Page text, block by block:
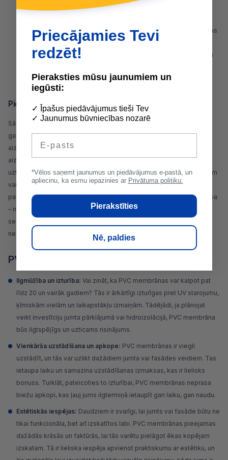
un ūdens rezervuāriem. Šīs membrānas nodrošina lielisku
ūdens krātuvē uzturētu optimālus apstākļus. Tā kā PVC membrānas
ir elastīgas un viegli uzstādāmas, tās ir lielisks risinājums
lauksaimniecības konstrukcijām, kur nepieciešama droša, mitrumu
Piemēri, kur izmanto PVC membrānas
Sākot no baseina pārklājuma līdz hidroizolācijai uz terasēm un
garāžām, PVC membrānas nodrošina praktisku un ilgmūžīgu
aizsardzību. Kad karstā vasaras dienā baudām baseinu, reti kurš
aizdomājas, ka tieši PVC membrāna pasargā ūdeni no izsūkšanās un
uztur baseina izturību. Tāpat uz balkoniem un terasēm, kur zem flīzēm
vai koka seguma klāta PVC membrāna, tās neļauj ūdenim bojāt
pamatni un novērš pelējuma veidošanos. Šo membrānu daudzveidība
– no zālāju un sporta laukumu norobežošanas līdz garāžas jumtu
segumiem – pierāda, ka PVC membrānas ir ikdienas varonis, kas
nemanāmi padara mūsu dzīvi ērtāku un drošāku.
PVC jumta membrānas priekšrocības
Ilgmūžība un izturība: Vai zināt, ka PVC membrānas var kalpot pat
līdz 20 un vairāk gadiem? Tās ir ārkārtīgi izturīgas pret UV starojumu,
ķīmiskām vielām un laikapstākļu izmaiņām. Tādējādi, ja plānojat
veikt investīciju jumta pārklājumā vai hidroizolācijā, PVC membrāna
būs ilgtspējīgs un uzticams risinājums.
Vienkārša uzstādīšana un apkope: PVC membrānas ir viegli
uzstādīt, un tās var uzlikt dažādiem jumta vai fasādes veidiem. Tas
ietaupa laiku un samazina uzstādīšanas izmaksas, kas ir lielisks
bonuss. Turklāt, pateicoties to izturībai, PVC membrānas neprasa
biežu apkopi, kas ļauj jums ilgtermiņā ietaupīt gan laiku, gan naudu.
Estētiskās iespējas: Daudziem ir svarīgi, lai jumts vai fasāde būtu ne
tikai funkcionāla, bet arī izskatītos labi. PVC membrānas pieejamas
dažādās krāsās un faktūrās, lai tās varētu pielāgot ēkas kopējam
izskatam. Tā ir lieliska iespēja apvienot praktiskumu ar estētiku, un
Priecājamies Tevi
redzēt!
Pieraksties mūsu jaunumiem un
iegūsti:
✓ Īpašus piedāvājumus tieši Tev
✓ Jaunumus būvniecības nozarē
*Vēlos saņemt jaunumus un piedāvājumus e-pastā, un
apliecinu, ka esmu iepazinies ar Privātuma politiku.
Pierakstīties
Nē, paldies